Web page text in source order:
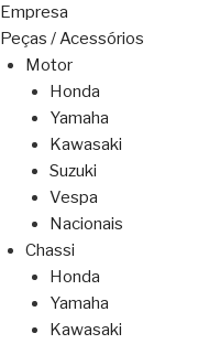
Empresa
Peças / Acessórios
Motor
Honda
Yamaha
Kawasaki
Suzuki
Vespa
Nacionais
Chassi
Honda
Yamaha
Kawasaki